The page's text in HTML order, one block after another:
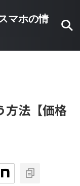
マホの情
方法【価格